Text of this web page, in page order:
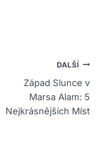
DALŠÍ
Západ Slunce v
Marsa Alam: 5
Nejkrásnějších Míst